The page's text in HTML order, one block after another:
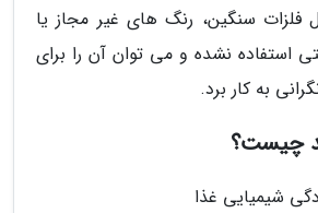
فلزات سنگین، رنگ های غیر مجاز یا
استفاده نشده و می توان آن را برای
به کار برد.
چیست؟
شیمیایی غذا